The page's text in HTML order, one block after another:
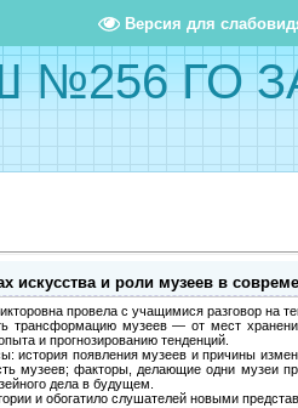
Версия для
ГО
искусства и роли музеев в
провела с учащимися разговор на
трансформацию музеев — от мест
и прогнозированию тенденций.
история появления музеев и причины
музеев; факторы, делающие одни
дела в будущем.
и обогатило слушателей новыми